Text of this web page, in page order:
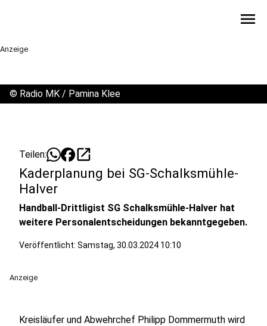
menu
Anzeige
© Radio MK / Pamina Klee
Teilen: open_in_new
Kaderplanung bei SG-Schalksmühle-
Halver
Handball-Drittligist SG Schalksmühle-Halver hat
weitere Personalentscheidungen bekanntgegeben.
Veröffentlicht: Samstag, 30.03.2024 10:10
Anzeige
Kreisläufer und Abwehrchef Philipp Dommermuth wird